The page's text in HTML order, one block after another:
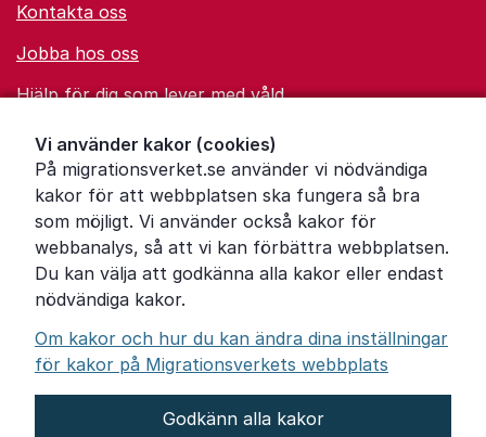
Vi använder kakor (cookies)
På migrationsverket.se använder vi nödvändiga
kakor för att webbplatsen ska fungera så bra
som möjligt. Vi använder också kakor för
webbanalys, så att vi kan förbättra webbplatsen.
Du kan välja att godkänna alla kakor eller endast
nödvändiga kakor.
Om kakor och hur du kan ändra dina inställningar
för kakor på Migrationsverkets webbplats
Godkänn alla kakor
Kontakta oss
Jobba hos oss
Hjälp för dig som lever med våld
Ordförklaringar
Om Migrationsverket
Pressrum
Tillgänglighetsredogörelse
Other languages